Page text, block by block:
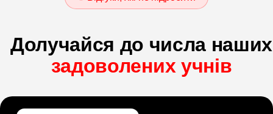
Долучайся до числа наших
задоволених учнів